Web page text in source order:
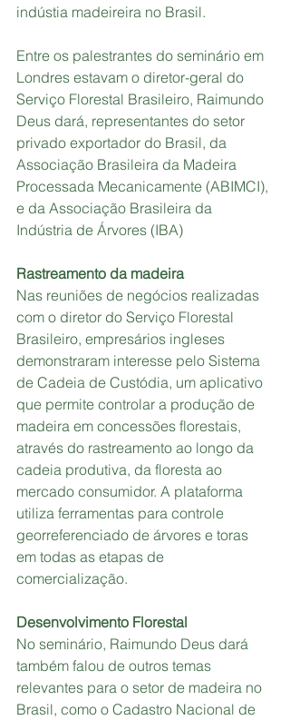
indústia madeireira no Brasil.
Entre os palestrantes do seminário em
Londres estavam o diretor-geral do
Serviço Florestal Brasileiro, Raimundo
Deus dará, representantes do setor
privado exportador do Brasil, da
Associação Brasileira da Madeira
Processada Mecanicamente (ABIMCI),
e da Associação Brasileira da
Indústria de Árvores (IBA)
Rastreamento da madeira
Nas reuniões de negócios realizadas
com o diretor do Serviço Florestal
Brasileiro, empresários ingleses
demonstraram interesse pelo Sistema
de Cadeia de Custódia, um aplicativo
que permite controlar a produção de
madeira em concessões florestais,
através do rastreamento ao longo da
cadeia produtiva, da floresta ao
mercado consumidor. A plataforma
utiliza ferramentas para controle
georreferenciado de árvores e toras
em todas as etapas de
comercialização.
Desenvolvimento Florestal
No seminário, Raimundo Deus dará
também falou de outros temas
relevantes para o setor de madeira no
Brasil, como o Cadastro Nacional de